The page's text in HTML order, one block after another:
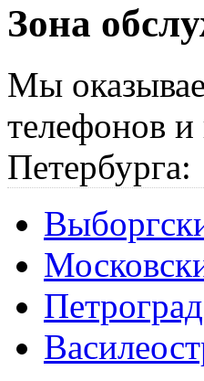
Зона
Мы
телефонов
Петербурга: